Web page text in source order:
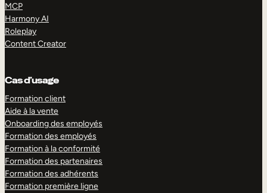
MCP
Harmony AI
Roleplay
Content Creator
Cas d’usage
Formation client
Aide à la vente
Onboarding des employés
Formation des employés
Formation à la conformité
Formation des partenaires
Formation des adhérents
Formation première ligne